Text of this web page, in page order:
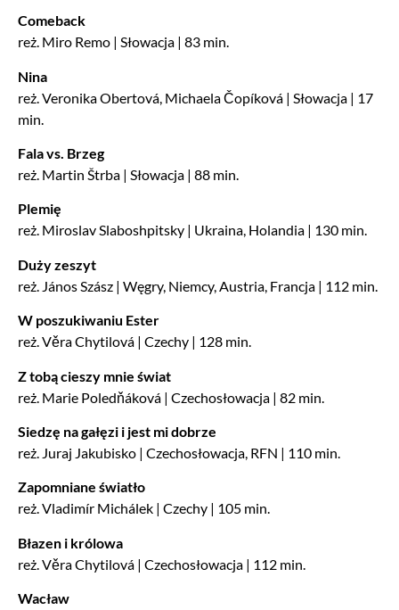
Comeback
reż. Miro Remo | Słowacja | 83 min.
Nina
reż. Veronika Obertová, Michaela Čopíková | Słowacja | 17
min.
Fala vs. Brzeg
reż. Martin Štrba | Słowacja | 88 min.
Plemię
reż. Miroslav Slaboshpitsky | Ukraina, Holandia | 130 min.
Duży zeszyt
reż. János Szász | Węgry, Niemcy, Austria, Francja | 112 min.
W poszukiwaniu Ester
reż. Věra Chytilová | Czechy | 128 min.
Z tobą cieszy mnie świat
reż. Marie Poledňáková | Czechosłowacja | 82 min.
Siedzę na gałęzi i jest mi dobrze
reż. Juraj Jakubisko | Czechosłowacja, RFN | 110 min.
Zapomniane światło
reż. Vladimír Michálek | Czechy | 105 min.
Błazen i królowa
reż. Věra Chytilová | Czechosłowacja | 112 min.
Wacław